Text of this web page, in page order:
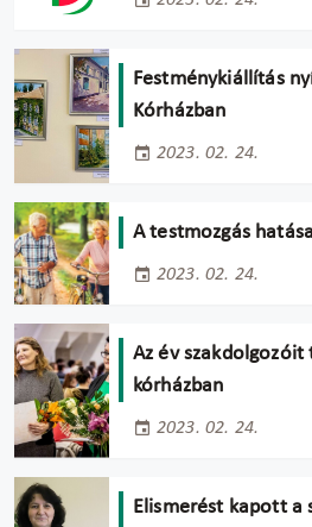
Festménykiállítás
Kórházban
2023. 02. 24.
A testmozgás
2023. 02. 24.
Az év
kórházban
2023. 02. 24.
Elismerést kapott a